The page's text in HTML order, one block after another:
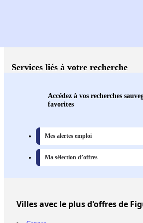
Services liés à votre recherche
Accédez à vos recherches
favorites
Mes alertes emploi
Ma sélection d’offres
Villesavec le plus d'offres de